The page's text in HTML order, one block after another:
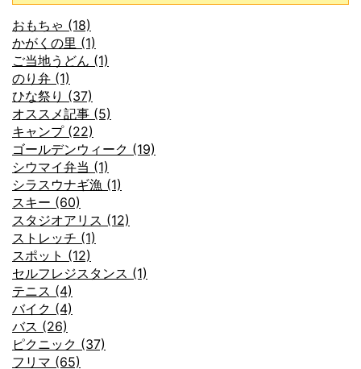
おもちゃ (18)
かがくの里 (1)
ご当地うどん (1)
のり弁 (1)
ひな祭り (37)
オススメ記事 (5)
キャンプ (22)
ゴールデンウィーク (19)
シウマイ弁当 (1)
シラスウナギ漁 (1)
スキー (60)
スタジオアリス (12)
ストレッチ (1)
スポット (12)
セルフレジスタンス (1)
テニス (4)
バイク (4)
バス (26)
ピクニック (37)
フリマ (65)